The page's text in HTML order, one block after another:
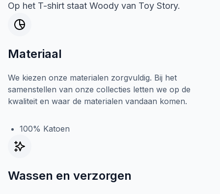
Op het T-shirt staat Woody van Toy Story.
Materiaal
We kiezen onze materialen zorgvuldig. Bij het
samenstellen van onze collecties letten we op de
kwaliteit en waar de materialen vandaan komen.
100% Katoen
Wassen en verzorgen